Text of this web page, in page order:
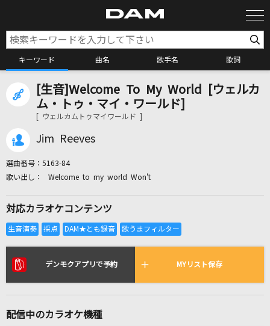
キーワード 曲名 歌手名 歌詞
カラオケ検索
カラオケリクエスト
リアルタイムで歌われている曲の一覧
嘘
シャルル
[生音]Welcome To My World [ウェルカ
ム・トゥ・マイ・ワールド]
[ ウェルカムトゥマイワールド ]
Jim Reeves
選曲番号： 5163-84
Welcome to my world Won't
対応カラオケコンテンツ
デンモクアプリで予約 MYリスト保存
配信中のカラオケ機種